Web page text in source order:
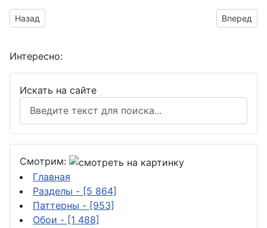
Предыдущий материал: Символ этого Нового года
Назад Вперед
Интересно:
Искать на сайте
Смотрим:
Главная
Разделы - [5 864]
Паттерны - [953]
Обои - [1 488]